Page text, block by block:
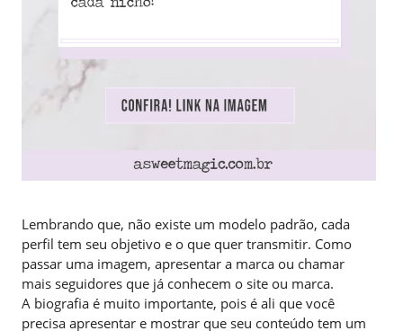
Lembrando que, não existe um modelo padrão, cada
perfil tem seu objetivo e o que quer transmitir. Como
passar uma imagem, apresentar a marca ou chamar
mais seguidores que já conhecem o site ou marca.
A biografia é muito importante, pois é ali que você
precisa apresentar e mostrar que seu conteúdo tem um